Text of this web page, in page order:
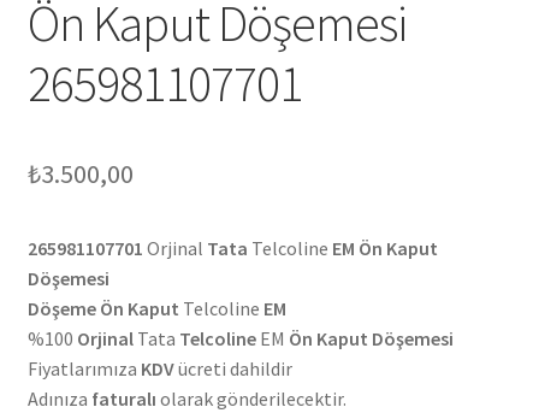
Ön Kaput Döşemesi
265981107701
₺3.500,00
265981107701 Orjinal Tata Telcoline EM Ön Kaput
Döşemesi
Döşeme Ön Kaput Telcoline EM
%100 OrjinalTata TelcolineEM Ön Kaput Döşemesi
Fiyatlarımıza KDVücreti dahildir
Adınıza faturalı olarak gönderilecektir.